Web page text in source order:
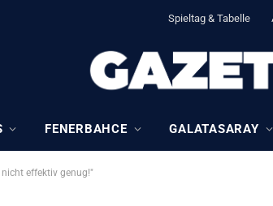
Spieltag & Tabelle
FENERBAHCE GALATASARAY
effektiv genug!″